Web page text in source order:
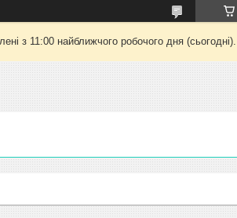
з 11:00 найближчого робочого дня (сьогодні).